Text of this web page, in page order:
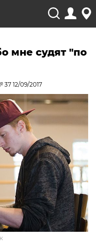
мне судят "по
12/09/2017